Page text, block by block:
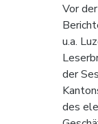
Vor
u.a.
der
des